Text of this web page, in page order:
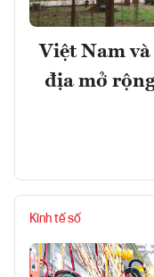
Việt Nam
địa mở
Kinh tế số